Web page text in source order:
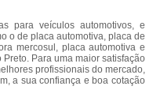
para veículos automotivos, e
o de placa automotiva, placa de
mercosul, placa automotiva e
Para uma maior satisfação
profissionais do mercado,
a sua confiança e boa cotação